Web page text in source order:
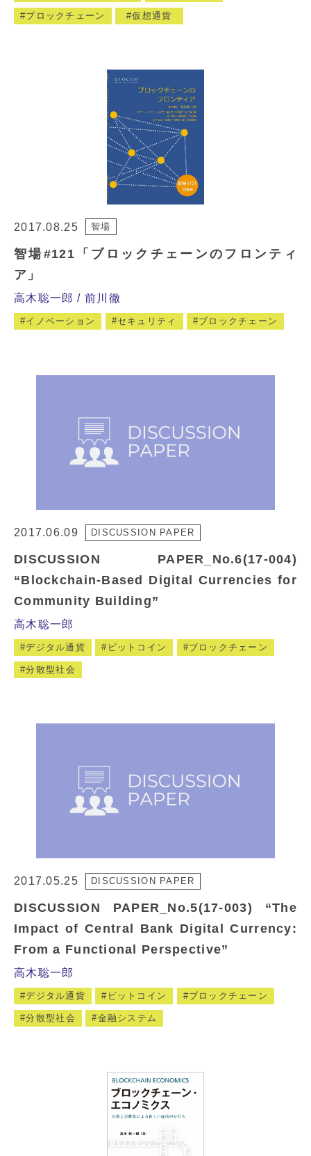
ブロックチェーン 仮想通貨
2017.08.25 智場
智場#121「ブロックチェーンのフロンティ
ア」
高木聡一郎 前川徹
イノベーション セキュリティ ブロックチェーン
2017.06.09 DISCUSSION PAPER
DISCUSSION PAPER_No.6(17-004)
“Blockchain-Based Digital Currencies for
Community Building”
高木聡一郎
デジタル通貨 ビットコイン ブロックチェーン
分散型社会
2017.05.25 DISCUSSION PAPER
DISCUSSION PAPER_No.5(17-003) “The
Impact of Central Bank Digital Currency:
From a Functional Perspective”
高木聡一郎
デジタル通貨 ビットコイン ブロックチェーン
分散型社会 金融システム